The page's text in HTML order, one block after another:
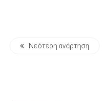
Νεότερη ανάρτηση